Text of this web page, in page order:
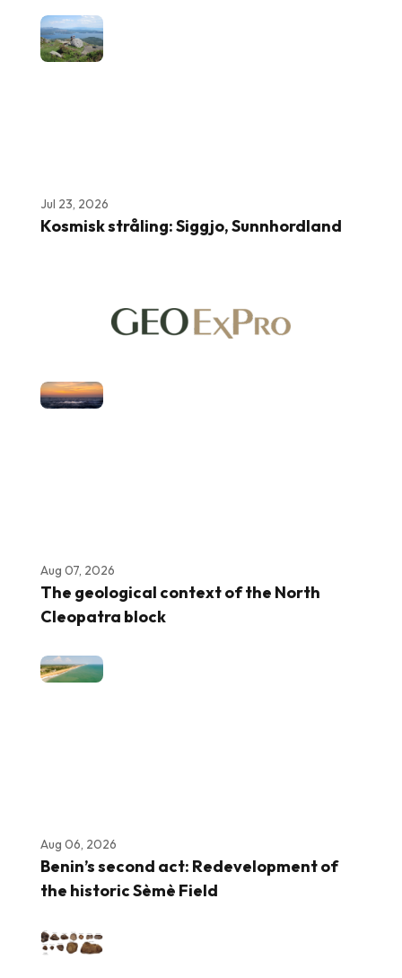
Jul 23, 2026
Kosmisk stråling: Siggjo, Sunnhordland
Aug 07, 2026
The geological context of the North
Cleopatra block
Aug 06, 2026
Benin’s second act: Redevelopment of
the historic Sèmè Field